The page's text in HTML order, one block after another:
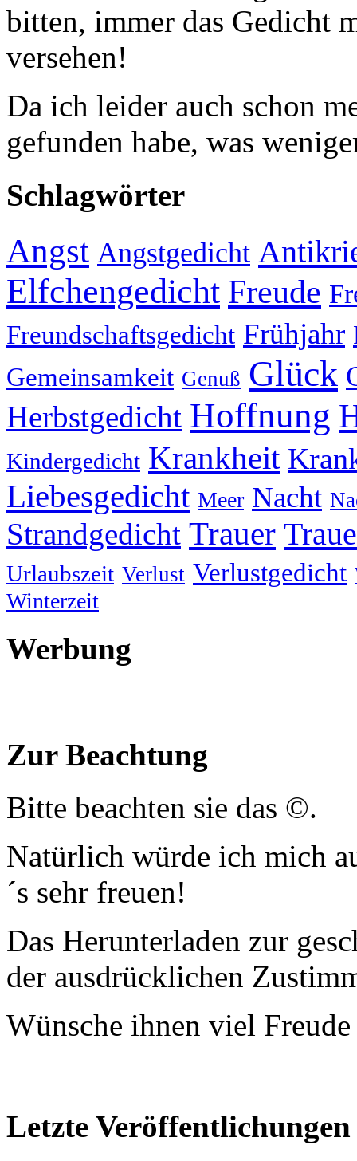
bitten, immer das Gedicht
versehen!
Da ich leider auch schon
gefunden habe, was
Schlagwörter
Angst Angstgedicht
Elfchengedicht Freude
Freundschaftsgedicht Frühjahr
Gemeinsamkeit Genuß Glück
Herbstgedicht Hoffnung
Kindergedicht Krankheit
Liebesgedicht Meer Nacht
Strandgedicht Trauer
Urlaubszeit Verlust Verlustgedicht
Winterzeit
Werbung
Zur Beachtung
Bitte beachten sie das ©.
Natürlich würde ich mich
´s sehr freuen!
Das Herunterladen zur
der ausdrücklichen
Wünsche ihnen viel
Letzte Veröffentlichungen